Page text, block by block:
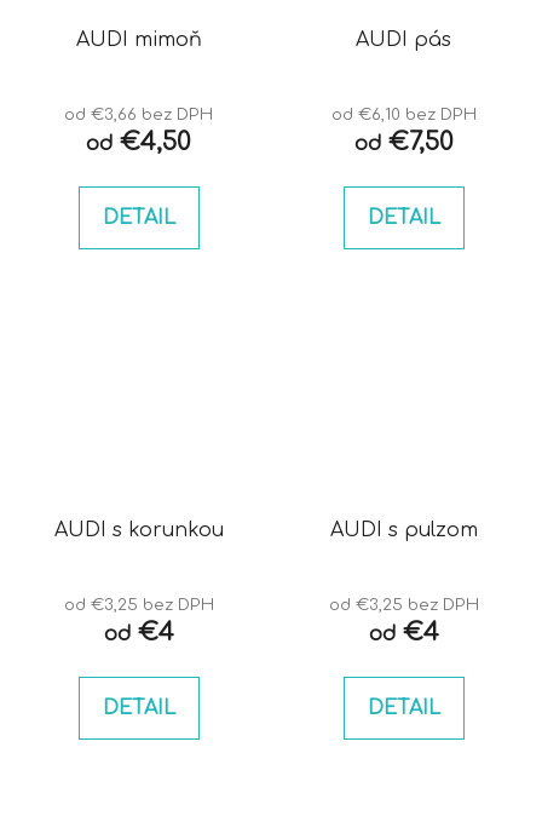
AUDI mimoň
od €3,66 bez DPH
od €4,50
DETAIL
AUDI pás
od €6,10 bez DPH
od€7,50
DETAIL
AUDI s korunkou
od €3,25 bez DPH
od€4
DETAIL
AUDI s pulzom
od €3,25 bez DPH
od€4
DETAIL